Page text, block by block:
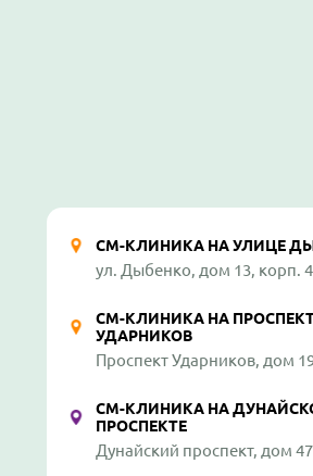
СМ-КЛИНИКА НА УЛИЦЕ
ул. Дыбенко, дом 13, корп. 4
СМ-КЛИНИКА НА
УДАРНИКОВ
Проспект Ударников, дом
СМ-КЛИНИКА НА
ПРОСПЕКТЕ
Дунайский проспект, дом 47